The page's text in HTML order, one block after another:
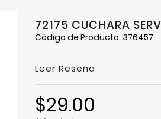
72175 CUCHARA
Código de Producto: 376457
Leer Reseña
$29.00